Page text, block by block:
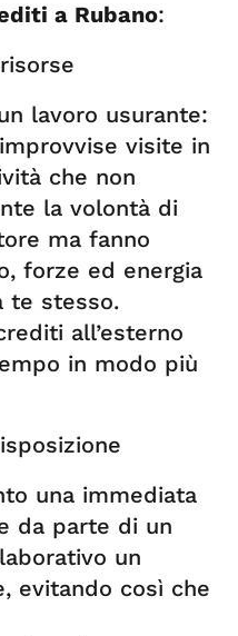
a Rubano:
lavoro usurante:
visite in
che non
la volontà di
ma fanno
forze ed energia
te stesso.
all’esterno
in modo più
una immediata
da parte di un
un
evitando così che